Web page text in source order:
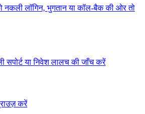
नकली लॉगिन, भुगतान या कॉल-बैक की ओर तो
या निवेश लालच की जाँच करें
करें